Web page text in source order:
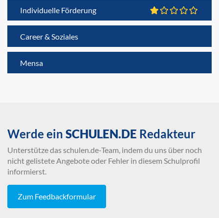
Individuelle Förderung
Career & Soziales
Mensa
Werde ein SCHULEN.DE Redakteur
Unterstütze das schulen.de-Team, indem du uns über noch
nicht gelistete Angebote oder Fehler in diesem Schulprofil
informierst.
Zum Feedbackformular